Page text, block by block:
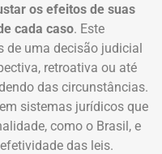
os efeitos de suas
cada caso. Este
de uma decisão judicial
retroativa ou até
das circunstâncias.
sistemas jurídicos que
como o Brasil, e
das leis.